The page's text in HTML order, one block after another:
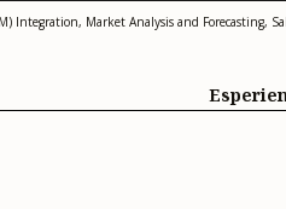
Integration, Market Analysis and Forecasting,